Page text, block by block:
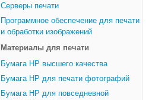
Серверы печати
Программное обеспечение для печати
и обработки изображений
Материалы для печати
Бумага HP высшего качества
Бумага HP для печати фотографий
Бумага HP для повседневной